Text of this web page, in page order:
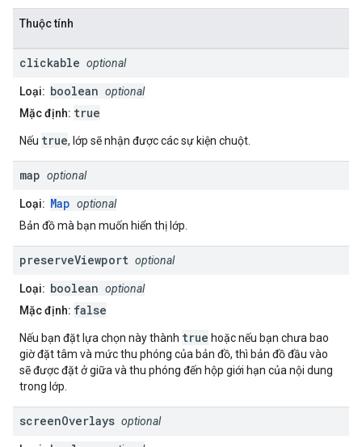
Thuộc tính
clickable optional
Loại: boolean optional
Mặc định: true
Nếu true, lớp sẽ nhận được các sự kiện chuột.
map optional
Loại: Map optional
Bản đồ mà bạn muốn hiển thị lớp.
preserveViewport optional
Loại: boolean optional
Mặc định: false
Nếu bạn đặt lựa chọn này thành true hoặc nếu bạn chưa bao
giờ đặt tâm và mức thu phóng của bản đồ, thì bản đồ đầu vào
sẽ được đặt ở giữa và thu phóng đến hộp giới hạn của nội dung
trong lớp.
screenOverlays optional